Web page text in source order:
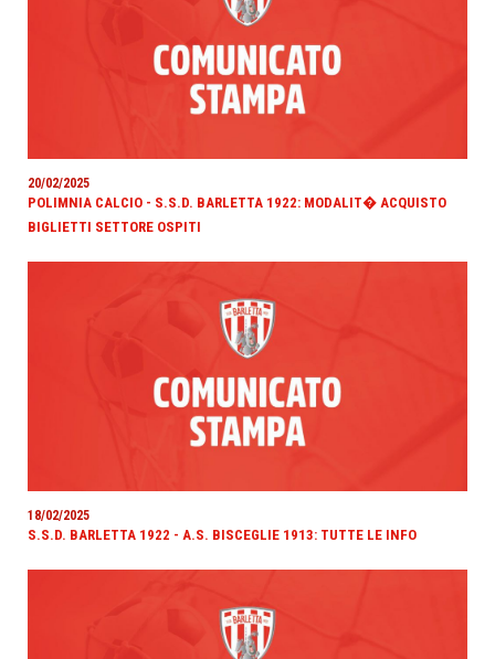
20/02/2025
POLIMNIA CALCIO - S.S.D. BARLETTA 1922: MODALIT� ACQUISTO
BIGLIETTI SETTORE OSPITI
18/02/2025
S.S.D. BARLETTA 1922 - A.S. BISCEGLIE 1913: TUTTE LE INFO